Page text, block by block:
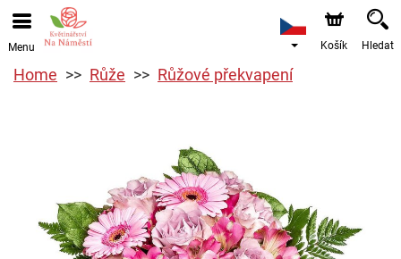
Menu Košík Hledat
Home Růže Růžové překvapení